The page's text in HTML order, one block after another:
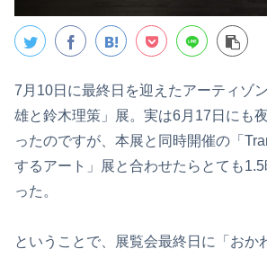
7月10日に最終日を迎えたアーティゾ
雄と鈴木理策」展。実は6月17日にも
ったのですが、本展と同時開催の「
するアート」展と合わせたらとても
った。
ということで、展覧会最終日に「おか